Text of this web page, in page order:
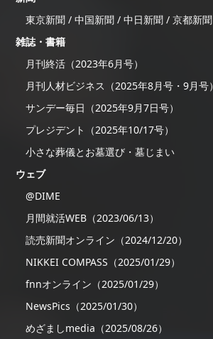
東京新聞 / 中国新聞 / 中日新聞 / 京都新聞
雑誌・書籍
月刊終活（2023年6月号）
月刊人材ビジネス（2025年8月号・9月号）
サンデー毎日（2025年9月7日号）
プレジデント（2025年10/17号）
小さな葬儀とお墓選び・墓じまい
ウェブ
@DIME
月間就活WEB（2023/06/13）
読売新聞オンライン（2024/12/20）
NIKKEI COMPASS（2025/01/29）
fnnオンライン（2025/01/29）
NewsPics（2025/01/30）
めざましmedia（2025/08/26）